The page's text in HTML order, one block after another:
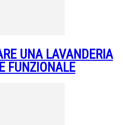
UNA LAVANDERIA
FUNZIONALE